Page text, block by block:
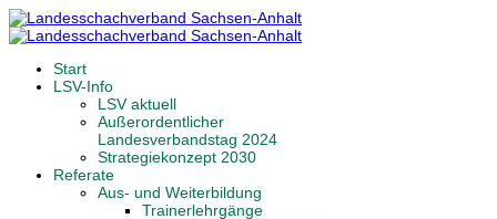
Start
LSV-Info
LSV aktuell
Außerordentlicher
Landesverbandstag 2024
Strategiekonzept 2030
Referate
Aus- und Weiterbildung
Trainerlehrgänge